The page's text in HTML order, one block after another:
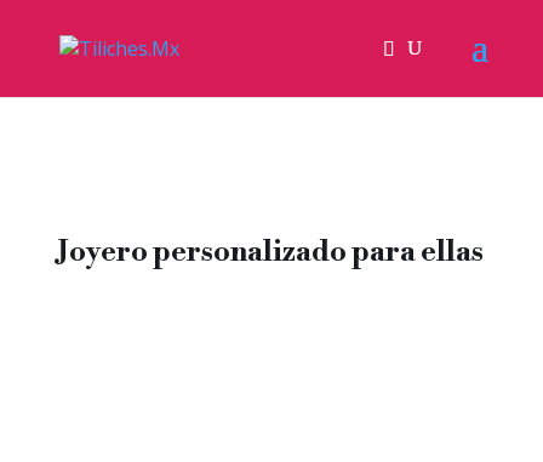
Joyero personalizado para ellas